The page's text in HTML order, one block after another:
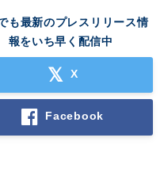
も最新のプレスリリース情
報をいち早く配信中
X
Facebook